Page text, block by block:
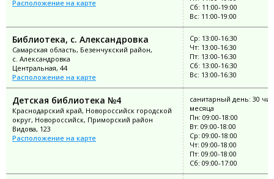
Расположение на карте
Сб: 11:00-19:00
Вс: 11:00-19:00
Библиотека, с. Александровка
Самарская область, Безенчукский район,
с. Александровка
Центральная, 44
Расположение на карте
Ср: 13:00-16:30
Чт: 13:00-16:30
Пт: 13:00-16:30
Сб: 13:00-16:30
Вс: 13:00-16:30
Детская библиотека №4
Краснодарский край, Новороссийск городской
округ, Новороссийск, Приморский район
Видова, 123
Расположение на карте
санитарный день: 30
месяца
Пн: 09:00-18:00
Вт: 09:00-18:00
Ср: 09:00-18:00
Чт: 09:00-18:00
Пт: 09:00-18:00
Сб: 09:00-17:00